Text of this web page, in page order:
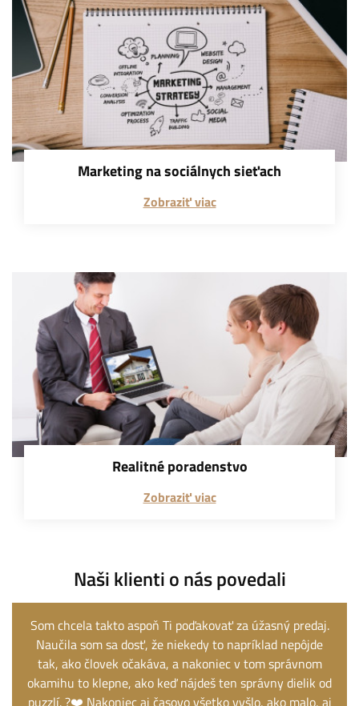
Marketing na sociálnych sieťach
Zobraziť viac
Realitné poradenstvo
Zobraziť viac
Naši klienti o nás povedali
Som chcela takto aspoň Ti poďakovať za úžasný predaj.
Naučila som sa dosť, že niekedy to napríklad nepôjde
tak, ako človek očakáva, a nakoniec v tom správnom
okamihu to klepne, ako keď nájdeš ten správny dielik od